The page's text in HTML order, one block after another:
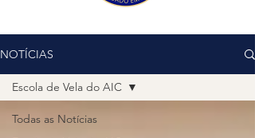
NOTÍCIAS
Todas as Notícias
Escola de Vela do AIC